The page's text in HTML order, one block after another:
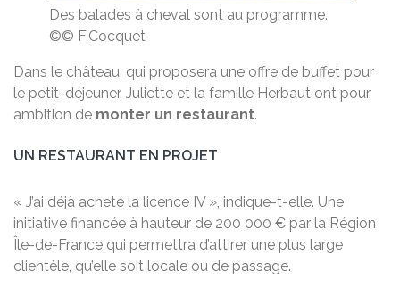
Des balades à cheval sont au programme.
©© F.Cocquet
Dans le château, qui proposera une offre de buffet pour
le petit-déjeuner, Juliette et la famille Herbaut ont pour
ambition de monter un restaurant.
UN RESTAURANT EN PROJET
« J’ai déjà acheté la licence IV », indique-t-elle. Une
initiative financée à hauteur de 200 000 € par la Région
Île-de-France qui permettra d’attirer une plus large
clientèle, qu’elle soit locale ou de passage.